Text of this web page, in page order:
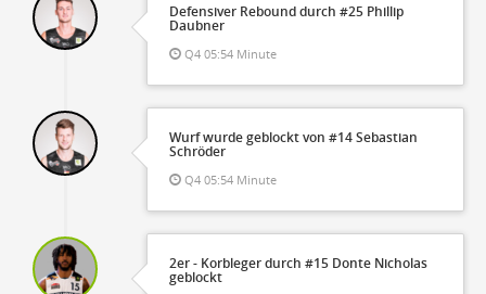
Defensiver Rebound durch #25 Phillip
Daubner
Q4 05:54 Minute
Wurf wurde geblockt von #14 Sebastian
Schröder
Q4 05:54 Minute
2er - Korbleger durch #15 Donte Nicholas
geblockt